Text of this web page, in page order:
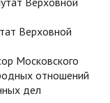
Верховной
Московского
отношений
дел